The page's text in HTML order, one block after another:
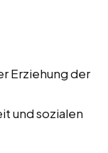
Erziehung der
und sozialen